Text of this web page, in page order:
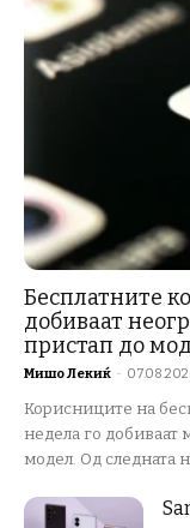
Бесплатните
добиваат
пристап до
Мишо Лекиќ -
Корисниците на
недела го добиваат
модел. Од следната